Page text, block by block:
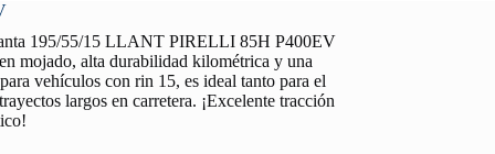
195/55/15 LLANT PIRELLI 85H P400EV
mojado, alta durabilidad kilométrica y una
vehículos con rin 15, es ideal tanto para el
largos en carretera. ¡Excelente tracción